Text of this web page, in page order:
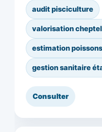
audit pisciculture
valorisation
estimation
gestion sanitaire